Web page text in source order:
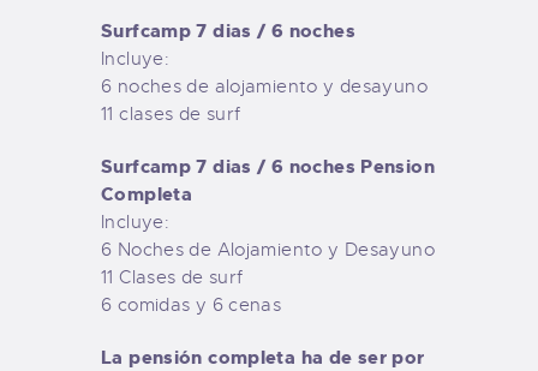
Surfcamp 7 dias / 6 noches
Incluye:
6 noches de alojamiento y desayuno
11 clases de surf
Surfcamp 7 dias / 6 noches Pension
Completa
Incluye:
6 Noches de Alojamiento y Desayuno
11 Clases de surf
6 comidas y 6 cenas
La pensión completa ha de ser por